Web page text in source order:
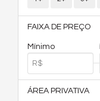
FAIXA DE PREÇO
Mínimo
ÁREA PRIVATIVA